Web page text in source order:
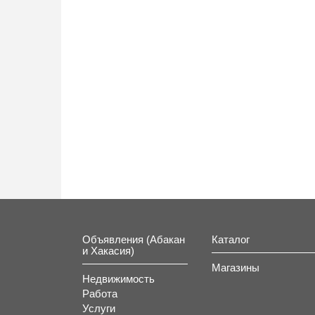
Объявления (Абакан
и Хакасия)
Недвижимость
Работа
Услуги
Каталог
Магазины